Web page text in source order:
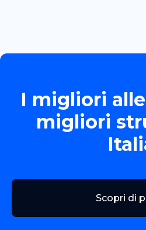
I migliori
migliori
Scopri di